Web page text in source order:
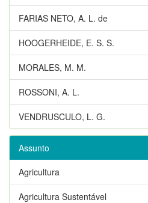
FARIAS NETO, A. L. de
HOOGERHEIDE, E. S. S.
MORALES, M. M.
ROSSONI, A. L.
VENDRUSCULO, L. G.
Assunto
Agricultura
Agricultura Sustentável